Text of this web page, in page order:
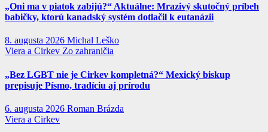
„Oni ma v piatok zabijú?“ Aktuálne: Mrazivý skutočný príbeh
babičky, ktorú kanadský systém dotlačil k eutanázii
8. augusta 2026 Michal Leško
Viera a Cirkev Zo zahraničia
„Bez LGBT nie je Cirkev kompletná?“ Mexický biskup
prepisuje Písmo, tradíciu aj prírodu
6. augusta 2026 Roman Brázda
Viera a Cirkev